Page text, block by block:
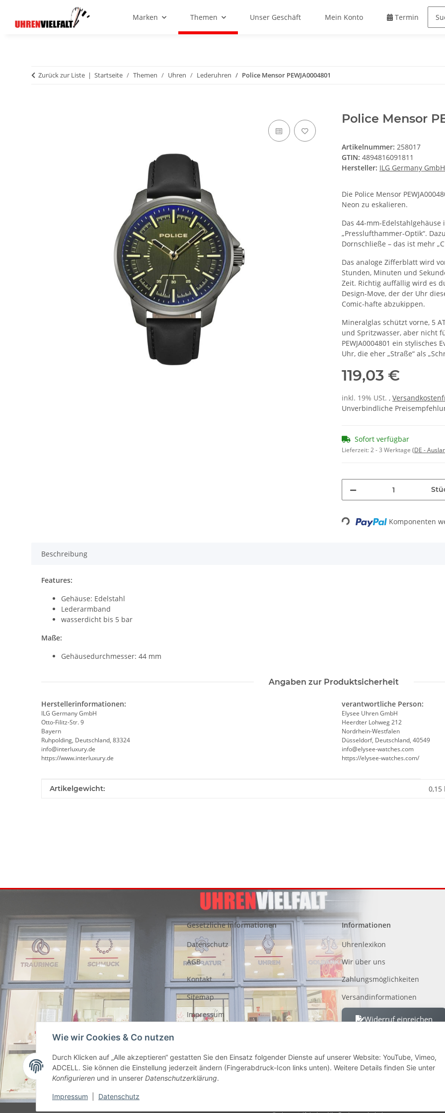
Wie wir Cookies & Co nutzen
Durch Klicken auf „Alle akzeptieren“ gestatten Sie den Einsatz folgender Dienste auf unserer Website: YouTube, Vimeo,
ADCELL. Sie können die Einstellung jederzeit ändern (Fingerabdruck-Icon links unten). Weitere Details finden Sie unter
Konfigurieren und in unserer Datenschutzerklärung.
Impressum Datenschutz
Marken Themen Unser Geschäft Mein Konto Termin
Zurück zur Liste Startseite Themen Uhren Lederuhren Police Mensor PEWJA0004801
Police Mensor
Artikelnummer: 258017
GTIN: 4894816091811
Hersteller: ILG Germany GmbH
Die Police Mensor
Neon zu eskalieren.
Das 44-mm-
„Presslufthammer-Optik“.
Dornschließe – das ist mehr
Das analoge Zifferblatt wird
Stunden, Minuten und
Zeit. Richtig auffällig wird es
Design-Move, der der Uhr
Comic-hafte abzukippen.
Mineralglas schützt vorne, 5
und Spritzwasser, aber nicht
PEWJA0004801 ein stylisches
Uhr, die eher „Straße“ als
119,03 €
inkl. 19% USt. ,
Unverbindliche
Sofort verfügbar
Lieferzeit:2 - 3 Werktage (DE -
Loading... Komponenten
Beschreibung
Features:
Gehäuse: Edelstahl
Lederarmband
wasserdicht bis 5 bar
Maße:
Gehäusedurchmesser: 44 mm
Angaben zur Produktsicherheit
Herstellerinformationen:
ILG Germany GmbH
Otto-Filitz-Str. 9
Bayern
Ruhpolding, Deutschland, 83324
info@interluxury.de
https://www.interluxury.de
verantwortliche Person:
Elysee Uhren GmbH
Heerdter Lohweg 212
Nordrhein-Westfalen
Düsseldorf, Deutschland, 40549
info@elysee-watches.com
https://elysee-watches.com/
Produkteigenschaft
Wert
Artikelgewicht: 0,15
Gesetzliche Informationen
Datenschutz
AGB
Kontakt
Sitemap
Impressum
Widerrufsrecht
Informationen
Uhrenlexikon
Wir über uns
Zahlungsmöglichkeiten
Versandinformationen
Widerruf einreichen